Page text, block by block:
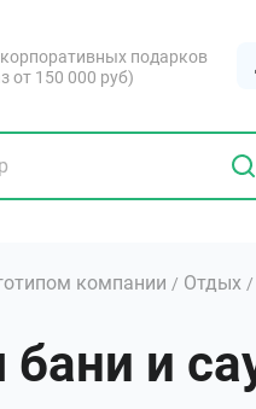
подарков
от 150 000 руб)
компании / Отдых /
и